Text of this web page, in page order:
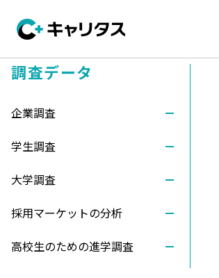
調査データ
企業調査
学生調査
大学調査
採用マーケットの分析
高校生のための進学調査